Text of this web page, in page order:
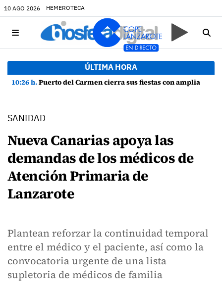
10 AGO 2026 HEMEROTECA
ÚLTIMA HORA
10:26 h.Puerto del Carmen cierra sus fiestas con amplia participación y buen ambiente
SANIDAD
Nueva Canarias apoya las
demandas de los médicos de
Atención Primaria de
Lanzarote
Plantean reforzar la continuidad temporal
entre el médico y el paciente, así como la
convocatoria urgente de una lista
supletoria de médicos de familia